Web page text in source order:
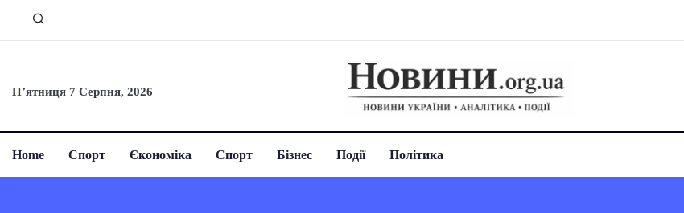
П’ятниця 7 Серпня, 2026
Home Спорт Єкономіка Спорт Бізнес Події Політика